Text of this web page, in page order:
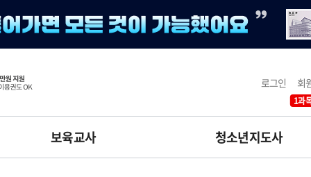
로그인 회
1과
보육교사 청소년지도사